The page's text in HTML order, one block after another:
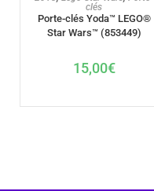
clés
Porte-clés Yoda™ LEGO®
Star Wars™ (853449)
15,00€